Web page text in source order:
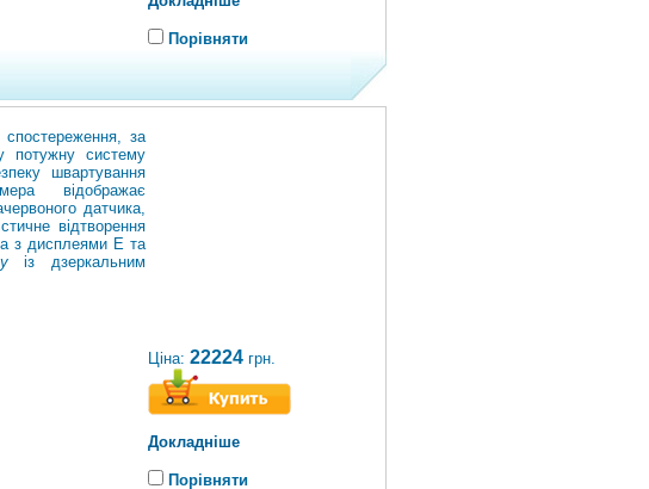
Порівняти
спостереження, за
потужну систему
швартування
відображає
датчика,
відтворення
з дисплеями Е та
із дзеркальним
Ціна: 22224 грн.
Докладніше
Порівняти